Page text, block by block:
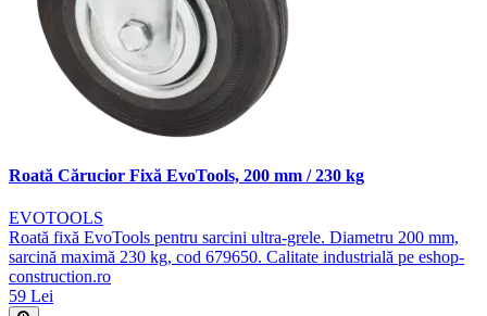
Roată Cărucior Fixă EvoTools, 200 mm / 230 kg
EVOTOOLS
Roată fixă EvoTools pentru sarcini ultra-grele. Diametru 200 mm,
sarcină maximă 230 kg, cod 679650. Calitate industrială pe eshop-
construction.ro
59 Lei